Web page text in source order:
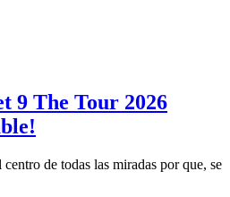
9 The Tour 2026
de todas las miradas por que, se